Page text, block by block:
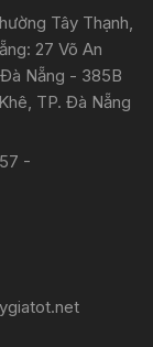
Tây Thạnh,
27 Võ An
Nẵng - 385B
TP. Đà Nẵng
-